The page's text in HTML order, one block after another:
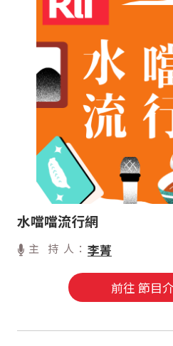
水噹噹流行網
主 持 人： 李菁
前往 節目